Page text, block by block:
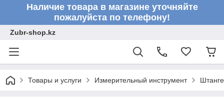
Наличие товара в магазине уточняйте
пожалуйста по телефону!
Zubr-shop.kz
Товары и услуги Измерительный инструмент